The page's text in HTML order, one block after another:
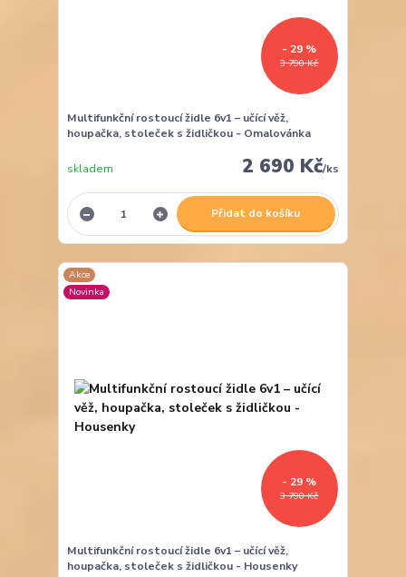
3 790 Kč
- 29 %
Multifunkční rostoucí židle 6v1 – učící věž,
houpačka, stoleček s židličkou - Omalovánka
2 690 Kč/ks
skladem
Přidat do košíku
Akce
Novinka
3 790 Kč
- 29 %
Multifunkční rostoucí židle 6v1 – učící věž,
houpačka, stoleček s židličkou - Housenky